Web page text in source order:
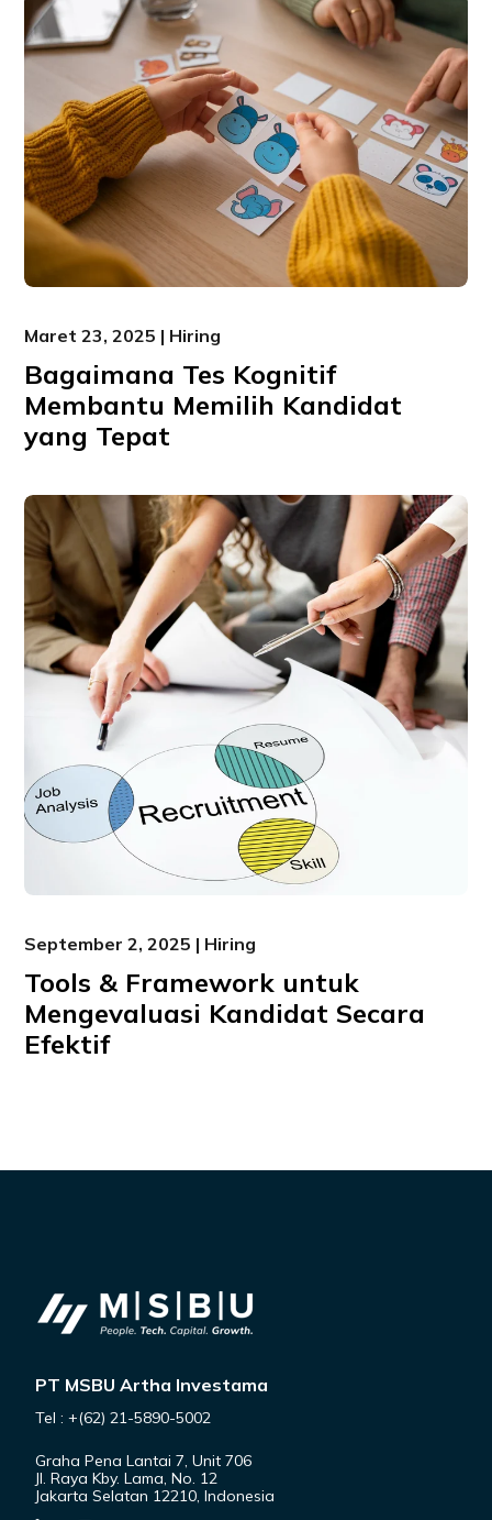
Maret 23, 2025 | Hiring
Bagaimana Tes Kognitif
Membantu Memilih Kandidat
yang Tepat
September 2, 2025 | Hiring
Tools & Framework untuk
Mengevaluasi Kandidat Secara
Efektif
PT MSBU Artha Investama
Tel : +(62) 21-5890-5002
Graha Pena Lantai 7, Unit 706
Jl. Raya Kby. Lama, No. 12
Jakarta Selatan 12210, Indonesia